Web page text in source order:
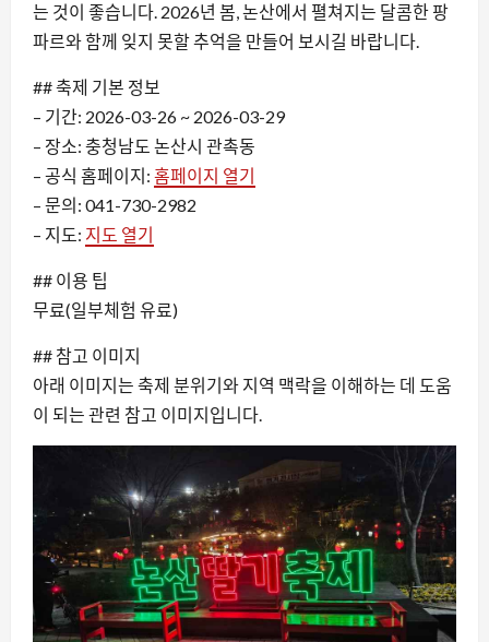
는 것이 좋습니다. 2026년 봄, 논산에서 펼쳐지는 달콤한 팡
파르와 함께 잊지 못할 추억을 만들어 보시길 바랍니다.
## 축제 기본 정보
– 기간: 2026-03-26 ~ 2026-03-29
– 장소: 충청남도 논산시 관촉동
– 공식 홈페이지: 홈페이지 열기
– 문의: 041-730-2982
– 지도: 지도 열기
## 이용 팁
무료(일부체험 유료)
## 참고 이미지
아래 이미지는 축제 분위기와 지역 맥락을 이해하는 데 도움
이 되는 관련 참고 이미지입니다.